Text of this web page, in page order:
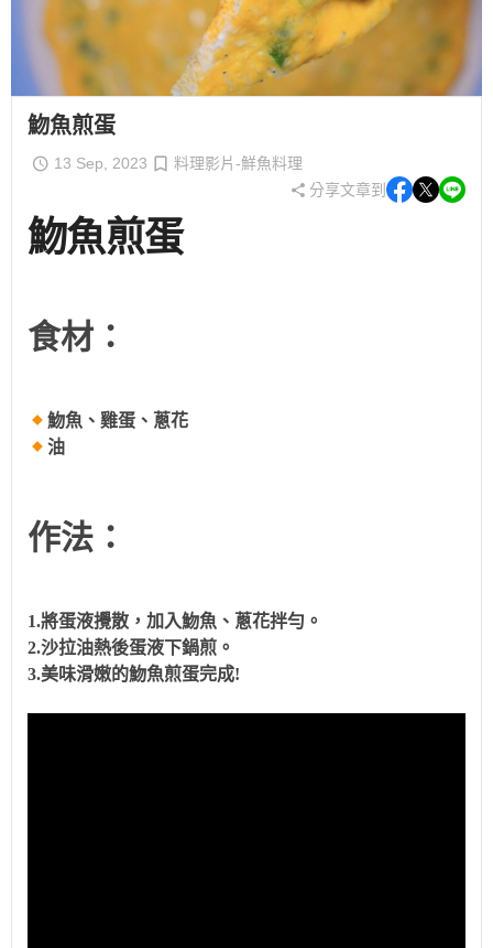
魩魚煎蛋
13 Sep, 2023
料理影片-鮮魚料理
分享文章到
魩魚煎蛋
食材：
魩魚、雞蛋、蔥花
油
作法：
1.將蛋液攪散，加入魩魚、蔥花拌勻。
2.沙拉油熱後蛋液下鍋煎。
3.美味滑嫩的魩魚煎蛋完成!